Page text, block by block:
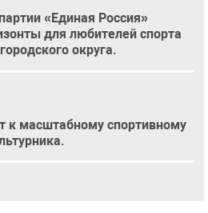
«Единая Россия»
для любителей спорта
округа.
к масштабному спортивному